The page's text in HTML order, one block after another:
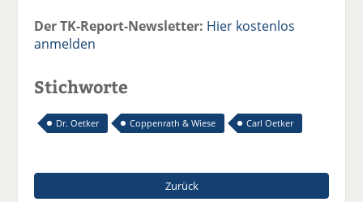
Der TK-Report-Newsletter: Hier kostenlos
anmelden
Stichworte
Dr. Oetker Coppenrath & Wiese Carl Oetker
Zurück